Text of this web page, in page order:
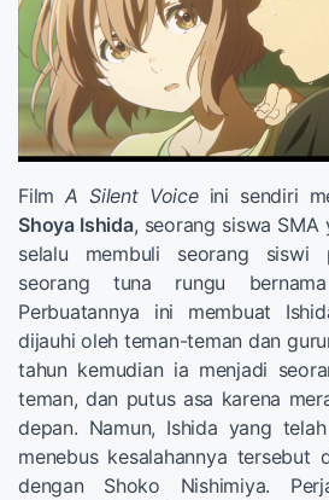
FilmA Silent Voiceini sendiri
Shoya Ishida, seorang siswa SMA
selalu membuli seorang siswi
seorang tuna rungu
Perbuatannya ini membuat
dijauhi oleh teman-teman dan
tahun kemudian ia menjadi
teman, dan putus asa karena
depan. Namun, Ishida yang
menebus kesalahannya tersebut
dengan Shoko Nishimiya.